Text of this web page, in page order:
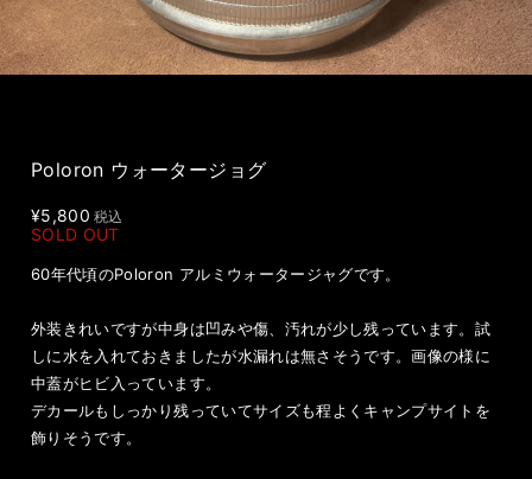
Poloron ウォータージョグ
¥5,800 税込
SOLD OUT
60年代頃のPoloron アルミウォータージャグです。
外装きれいですが中身は凹みや傷、汚れが少し残っています。試
しに水を入れておきましたが水漏れは無さそうです。画像の様に
中蓋がヒビ入っています。
デカールもしっかり残っていてサイズも程よくキャンプサイトを
飾りそうです。